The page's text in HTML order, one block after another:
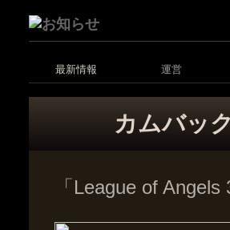
最新情報 運営
カムバッ
「League of